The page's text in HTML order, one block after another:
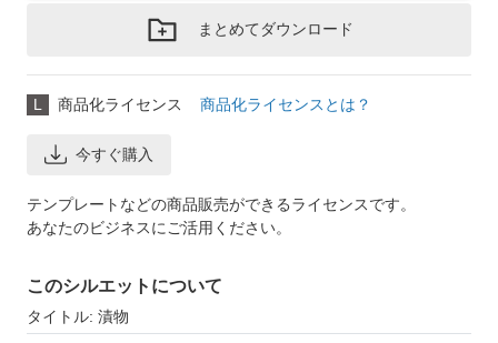
まとめてダウンロード
L 商品化ライセンス 商品化ライセンスとは？
今すぐ購入
テンプレートなどの商品販売ができるライセンスです。
あなたのビジネスにご活用ください。
このシルエットについて
タイトル: 漬物